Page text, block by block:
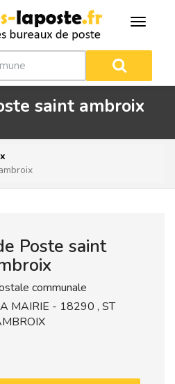
saint ambroix
Poste saint
communale
MAIRIE - 18290 , ST